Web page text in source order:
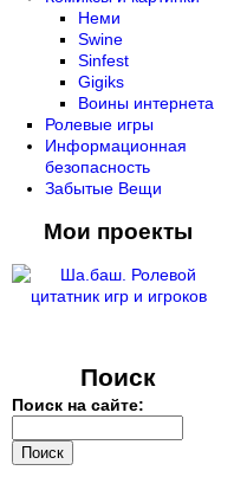
Неми
Swine
Sinfest
Gigiks
Воины интернета
Ролевые игры
Информационная
безопасность
Забытые Вещи
Мои проекты
Поиск
Поиск на сайте: